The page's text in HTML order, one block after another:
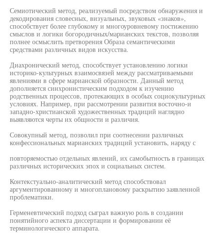
Семиотический метод, реализуемый посредством обнаружения и
декодирования словесных, визуальных, звуковых «знаков»,
способствует более глубокому и многоуровневому постижению
смыслов и логики богородичных/марианских текстов, позволяя
полнее осмыслить претворения Образа семантическими
средствами различных видов искусства.
Диахронический метод, способствует установлению логики
историко-культурных взаимосвязей между рассматриваемыми
явлениями в сфере марианской образности. Данный метод
дополняется синхронистическим подходом к изучению
родственных процессов, протекающих в особых социокультурных
условиях. Например, при рассмотрении развития восточно-и
западно-христианской художественных традиций наглядно
выявляются черты их общности и различия.
Совокупный метод, позволил при соотнесении различных
конфессиональных марианских традиций установить, наряду с
повторяемостью отдельных явлений, их самобытность в границах
различных исторических эпох и социальных систем.
Контекстуально-аналитический метод способствовал
аргументированному и многоплановому раскрытию заявленной
проблематики.
Герменевтический подход сыграл важную роль в создании
понятийного аспекта диссертации и формировании её
терминологического аппарата.